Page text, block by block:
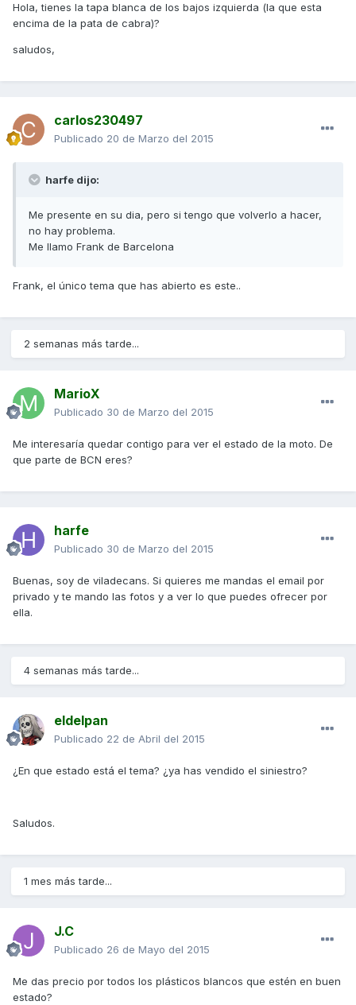
Hola, tienes la tapa blanca de los bajos izquierda (la que esta
encima de la pata de cabra)?
saludos,
carlos230497
Publicado 20 de Marzo del 2015
harfe dijo:
Me presente en su dia, pero si tengo que volverlo a hacer,
no hay problema.
Me llamo Frank de Barcelona
Frank, el único tema que has abierto es este..
2 semanas más tarde...
MarioX
Publicado 30 de Marzo del 2015
Me interesaría quedar contigo para ver el estado de la moto. De
que parte de BCN eres?
harfe
Publicado 30 de Marzo del 2015
Buenas, soy de viladecans. Si quieres me mandas el email por
privado y te mando las fotos y a ver lo que puedes ofrecer por
ella.
4 semanas más tarde...
eldelpan
Publicado 22 de Abril del 2015
¿En que estado está el tema? ¿ya has vendido el siniestro?
Saludos.
1 mes más tarde...
J.C
Publicado 26 de Mayo del 2015
Me das precio por todos los plásticos blancos que estén en buen
estado?